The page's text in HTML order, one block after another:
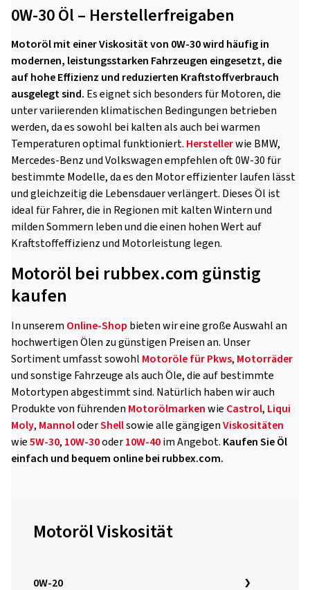
0W-30 Öl – Herstellerfreigaben
Motoröl mit einer Viskosität von 0W-30 wird häufig in
modernen, leistungsstarken Fahrzeugen eingesetzt, die
auf hohe Effizienz und reduzierten Kraftstoffverbrauch
ausgelegt sind. Es eignet sich besonders für Motoren, die
unter variierenden klimatischen Bedingungen betrieben
werden, da es sowohl bei kalten als auch bei warmen
Temperaturen optimal funktioniert. Herstellerwie BMW,
Mercedes-Benz und Volkswagen empfehlen oft 0W-30 für
bestimmte Modelle, da es den Motor effizienter laufen lässt
und gleichzeitig die Lebensdauer verlängert. Dieses Öl ist
ideal für Fahrer, die in Regionen mit kalten Wintern und
milden Sommern leben und die einen hohen Wert auf
Kraftstoffeffizienz und Motorleistung legen.
Motoröl bei rubbex.com günstig
kaufen
In unserem Online-Shop bieten wir eine große Auswahl an
hochwertigen Ölen zu günstigen Preisen an. Unser
Sortiment umfasst sowohl Motoröle für Pkws, Motorräder
und sonstige Fahrzeuge als auch Öle, die auf bestimmte
Motortypen abgestimmt sind. Natürlich haben wir auch
Produkte von führenden Motorölmarkenwie Castrol, Liqui
Moly, MannoloderShellsowie alle gängigenViskositäten
wie5W-30, 10W-30oder10W-40im Angebot. Kaufen Sie Öl
einfach und bequem online bei rubbex.com.
Motoröl Viskosität
0W-20